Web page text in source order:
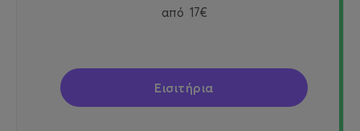
από 17€
Εισιτήρια